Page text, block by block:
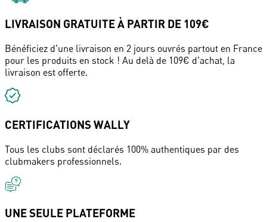
LIVRAISON GRATUITE À PARTIR DE 109€
Bénéficiez d'une livraison en 2 jours ouvrés partout en France
pour les produits en stock ! Au delà de 109€ d'achat, la
livraison est offerte.
CERTIFICATIONS WALLY
Tous les clubs sont déclarés 100% authentiques par des
clubmakers professionnels.
UNE SEULE PLATEFORME